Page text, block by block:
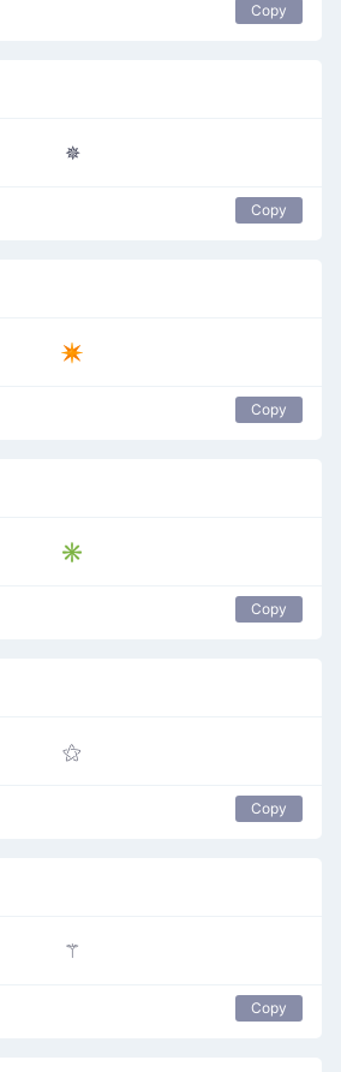
Copy
✵
Copy
✴
Copy
✳
Copy
⚝
Copy
⚚
Copy